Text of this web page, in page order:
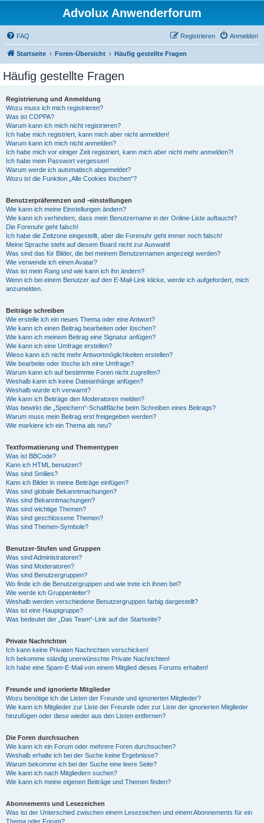
Advolux Anwenderforum
FAQ Anmelden
Registrieren
Startseite Foren-Übersicht Häufig gestellte Fragen
Häufig gestellte Fragen
Registrierung und Anmeldung
Wozu muss ich mich registrieren?
Was ist COPPA?
Warum kann ich mich nicht registrieren?
Ich habe mich registriert, kann mich aber nicht anmelden!
Warum kann ich mich nicht anmelden?
Ich habe mich vor einiger Zeit registriert, kann mich aber nicht mehr anmelden?!
Ich habe mein Passwort vergessen!
Warum werde ich automatisch abgemeldet?
Wozu ist die Funktion „Alle Cookies löschen“?
Benutzerpräferenzen und -einstellungen
Wie kann ich meine Einstellungen ändern?
Wie kann ich verhindern, dass mein Benutzername in der Online-Liste auftaucht?
Die Forenuhr geht falsch!
Ich habe die Zeitzone eingestellt, aber die Forenuhr geht immer noch falsch!
Meine Sprache steht auf diesem Board nicht zur Auswahl!
Was sind das für Bilder, die bei meinem Benutzernamen angezeigt werden?
Wie verwende ich einen Avatar?
Was ist mein Rang und wie kann ich ihn ändern?
Wenn ich bei einem Benutzer auf den E-Mail-Link klicke, werde ich aufgefordert, mich
anzumelden.
Beiträge schreiben
Wie erstelle ich ein neues Thema oder eine Antwort?
Wie kann ich einen Beitrag bearbeiten oder löschen?
Wie kann ich meinem Beitrag eine Signatur anfügen?
Wie kann ich eine Umfrage erstellen?
Wieso kann ich nicht mehr Antwortmöglichkeiten erstellen?
Wie bearbeite oder lösche ich eine Umfrage?
Warum kann ich auf bestimmte Foren nicht zugreifen?
Weshalb kann ich keine Dateianhänge anfügen?
Weshalb wurde ich verwarnt?
Wie kann ich Beiträge den Moderatoren melden?
Was bewirkt die „Speichern“-Schaltfläche beim Schreiben eines Beitrags?
Warum muss mein Beitrag erst freigegeben werden?
Wie markiere ich ein Thema als neu?
Textformatierung und Thementypen
Was ist BBCode?
Kann ich HTML benutzen?
Was sind Smilies?
Kann ich Bilder in meine Beiträge einfügen?
Was sind globale Bekanntmachungen?
Was sind Bekanntmachungen?
Was sind wichtige Themen?
Was sind geschlossene Themen?
Was sind Themen-Symbole?
Benutzer-Stufen und Gruppen
Was sind Administratoren?
Was sind Moderatoren?
Was sind Benutzergruppen?
Wo finde ich die Benutzergruppen und wie trete ich ihnen bei?
Wie werde ich Gruppenleiter?
Weshalb werden verschiedene Benutzergruppen farbig dargestellt?
Was ist eine Hauptgruppe?
Was bedeutet der „Das Team“-Link auf der Startseite?
Private Nachrichten
Ich kann keine Privaten Nachrichten verschicken!
Ich bekomme ständig unerwünschte Private Nachrichten!
Ich habe eine Spam-E-Mail von einem Mitglied dieses Forums erhalten!
Freunde und ignorierte Mitglieder
Wozu benötige ich die Listen der Freunde und ignorierten Mitglieder?
Wie kann ich Mitglieder zur Liste der Freunde oder zur Liste der ignorierten Mitglieder
hinzufügen oder diese wieder aus den Listen entfernen?
Die Foren durchsuchen
Wie kann ich ein Forum oder mehrere Foren durchsuchen?
Weshalb erhalte ich bei der Suche keine Ergebnisse?
Warum bekomme ich bei der Suche eine leere Seite?
Wie kann ich nach Mitgliedern suchen?
Wie kann ich meine eigenen Beiträge und Themen finden?
Abonnements und Lesezeichen
Was ist der Unterschied zwischen einem Lesezeichen und einem Abonnements für ein
Thema oder Forum?